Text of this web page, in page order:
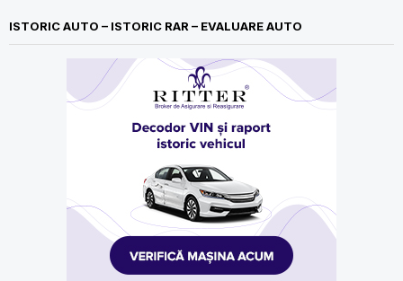
ISTORIC AUTO – ISTORIC RAR – EVALUARE AUTO